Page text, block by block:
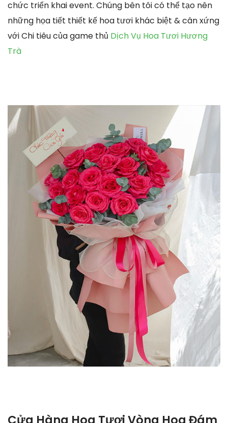
chức triển khai event. Chúng bên tôi có thể tạo nên
những họa tiết thiết kế hoa tươi khác biệt & cân xứng
với Chi tiêu của game thủ Dịch Vụ Hoa Tươi Hương
Trà